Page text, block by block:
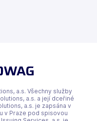
a.s. Všechny služby
a.s. a její dceřiné
a.s. je zapsána v
v Praze pod spisovou